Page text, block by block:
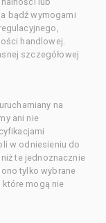
bądź wymogami
handlowej.
szczegółowej
na
ani nie
w odniesieniu do
te jednoznacznie
tylko wybrane
mogą nie